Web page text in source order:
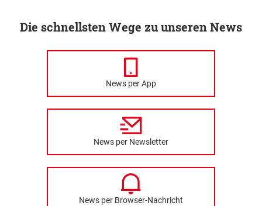
Die schnellsten Wege zu unseren News
News per App
News per Newsletter
News per Browser-Nachricht